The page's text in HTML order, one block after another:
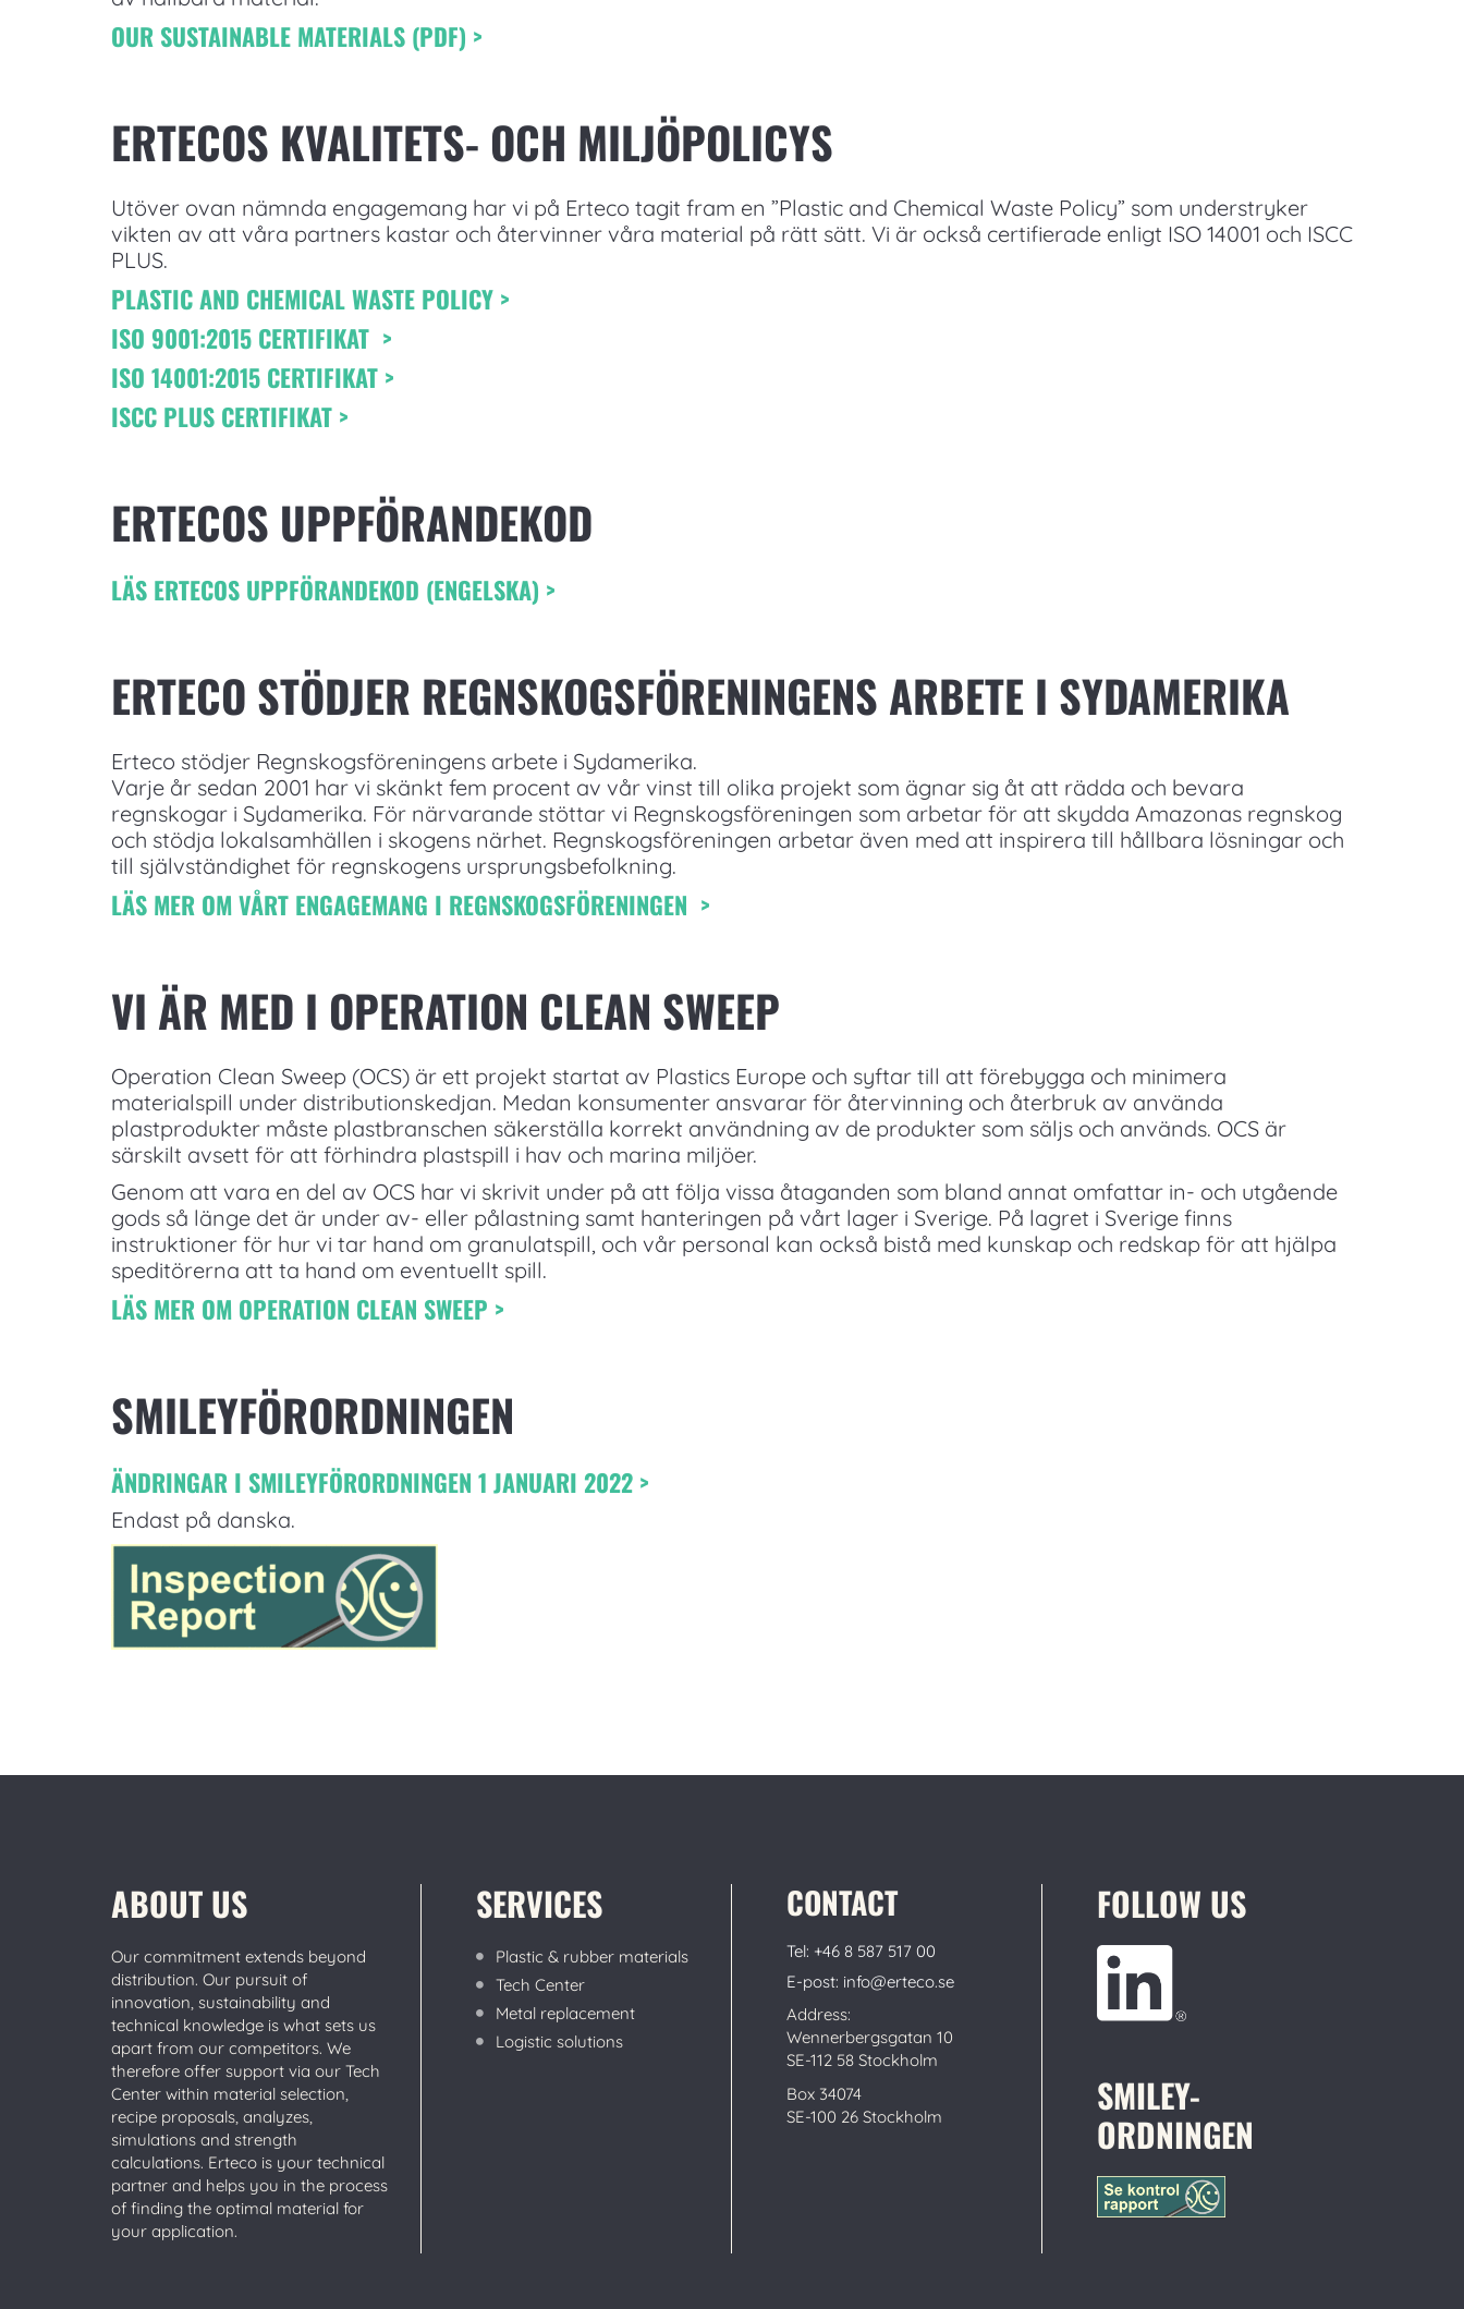
OUR SUSTAINABLE MATERIALS (PDF) >
ERTECOS KVALITETS- OCH MILJÖPOLICYS
Utöver ovan nämnda engagemang har vi på Erteco tagit fram en ”Plastic and Chemical Waste Policy” som understryker
vikten av att våra partners kastar och återvinner våra material på rätt sätt. Vi är också certifierade enligt ISO 14001 och ISCC
PLUS.
PLASTIC AND CHEMICAL WASTE POLICY >
ISO 9001:2015 CERTIFIKAT >
ISO 14001:2015 CERTIFIKAT >
ISCC PLUS CERTIFIKAT >
ERTECOS UPPFÖRANDEKOD
LÄS ERTECOS UPPFÖRANDEKOD (ENGELSKA) >
ERTECO STÖDJER REGNSKOGSFÖRENINGENS ARBETE I SYDAMERIKA
Erteco stödjer Regnskogsföreningens arbete i Sydamerika.
Varje år sedan 2001 har vi skänkt fem procent av vår vinst till olika projekt som ägnar sig åt att rädda och bevara
regnskogar i Sydamerika. För närvarande stöttar vi Regnskogsföreningen som arbetar för att skydda Amazonas regnskog
och stödja lokalsamhällen i skogens närhet. Regnskogsföreningen arbetar även med att inspirera till hållbara lösningar och
till självständighet för regnskogens ursprungsbefolkning.
LÄS MER OM VÅRT ENGAGEMANG I REGNSKOGSFÖRENINGEN >
VI ÄR MED I OPERATION CLEAN SWEEP
Operation Clean Sweep (OCS) är ett projekt startat av Plastics Europe och syftar till att förebygga och minimera
materialspill under distributionskedjan. Medan konsumenter ansvarar för återvinning och återbruk av använda
plastprodukter måste plastbranschen säkerställa korrekt användning av de produkter som säljs och används. OCS är
särskilt avsett för att förhindra plastspill i hav och marina miljöer.
Genom att vara en del av OCS har vi skrivit under på att följa vissa åtaganden som bland annat omfattar in- och utgående
gods så länge det är under av- eller pålastning samt hanteringen på vårt lager i Sverige. På lagret i Sverige finns
instruktioner för hur vi tar hand om granulatspill, och vår personal kan också bistå med kunskap och redskap för att hjälpa
speditörerna att ta hand om eventuellt spill.
LÄS MER OM OPERATION CLEAN SWEEP >
SMILEYFÖRORDNINGEN
ÄNDRINGAR I SMILEYFÖRORDNINGEN 1 JANUARI 2022 >
Endast på danska.
ABOUT US
Our commitment extends beyond
distribution. Our pursuit of
innovation, sustainability and
technical knowledge is what sets us
apart from our competitors. We
therefore offer support via our Tech
Center within material selection,
recipe proposals, analyzes,
simulations and strength
calculations. Erteco is your technical
partner and helps you in the process
of finding the optimal material for
your application.
SERVICES
Plastic & rubber materials
Tech Center
Metal replacement
Logistic solutions
CONTACT
Tel: +46 8 587 517 00
E-post: info@erteco.se
Address:
Wennerbergsgatan 10
SE-112 58 Stockholm
Box 34074
SE-100 26 Stockholm
FOLLOW US
SMILEY-
ORDNINGEN